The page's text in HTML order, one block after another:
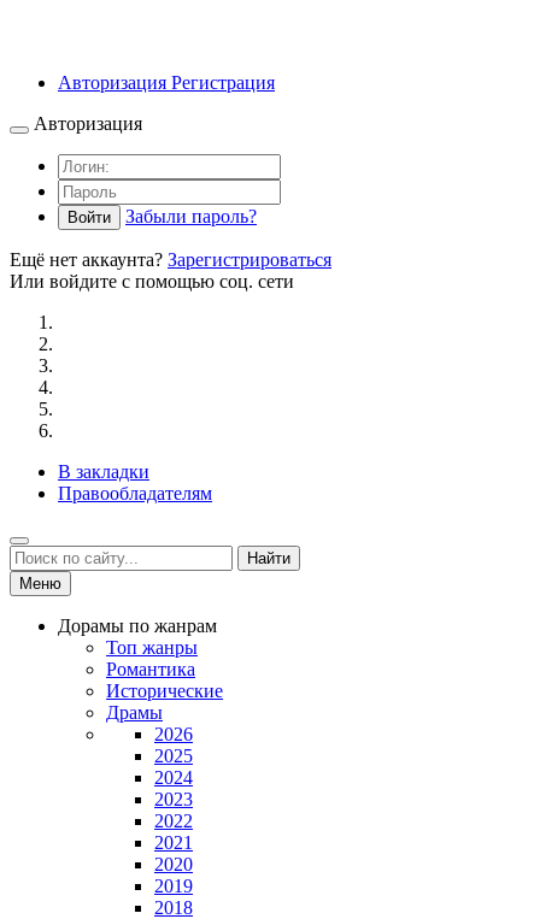
Авторизация Регистрация
Авторизация
Войти Забыли пароль?
Ещё нет аккаунта? Зарегистрироваться
Или войдите с помощью соц. сети
В закладки
Правообладателям
Найти
Меню
Дорамы по жанрам
Топ жанры
Романтика
Исторические
Драмы
2026
2025
2024
2023
2022
2021
2020
2019
2018